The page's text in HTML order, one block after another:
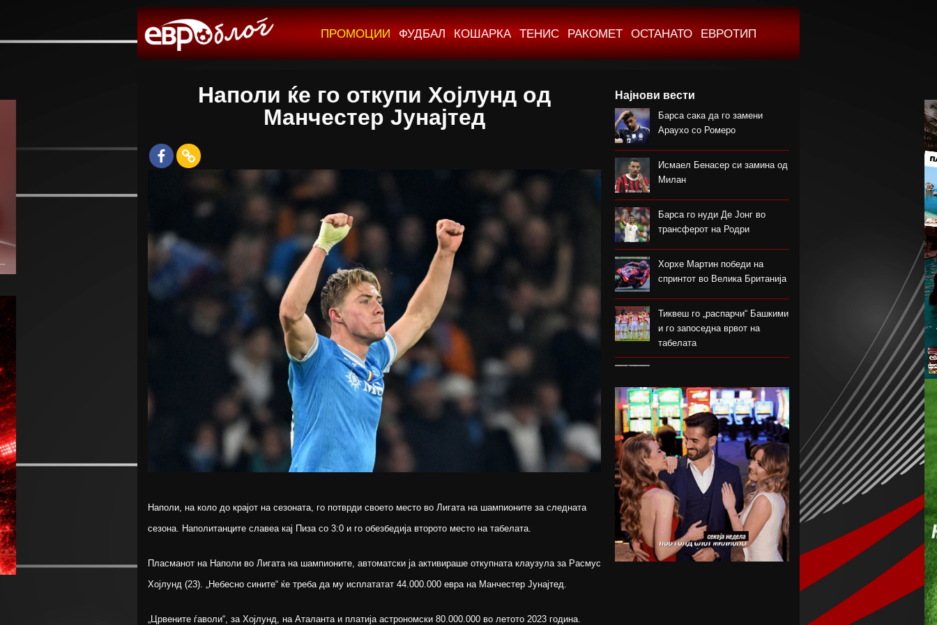
ПРОМОЦИИ ФУДБАЛ КОШАРКА ТЕНИС РАКОМЕТ ОСТАНАТО ЕВРОТИП
Наполи ќе го откупи Хојлунд од
Манчестер Јунајтед
Наполи, на коло до крајот на сезоната, го потврди своето место во Лигата на шампионите за следната
сезона. Наполитанците славеа кај Пиза со 3:0 и го обезбедија второто место на табелата.
Пласманот на Наполи во Лигата на шампионите, автоматски ја активираше откупната клаузула за Расмус
Хојлунд (23). „Небесно сините“ ќе треба да му исплататат 44.000.000 евра на Манчестер Јунајтед.
„Црвените ѓаволи“, за Хојлунд, на Аталанта и платија астрономски 80.000.000 во летото 2023 година.
Најнови вести
Барса сака да го замени
Араухо со Ромеро
Исмаел Бенасер си замина од
Милан
Барса го нуди Де Јонг во
трансферот на Родри
Хорхе Мартин победи на
спринтот во Велика Британија
Тиквеш го „распарчи“ Башкими
и го запоседна врвот на
табелата
Арсими во првиот домашен
меч во сезоната
Катерина Ацевска светска
вицешампионка во џиу-џицу
Дарко Чурлинов го впиша
првенецот за Погон Шчечин
Фенер ќе го предизвика
Монако за потписот на Лукаку